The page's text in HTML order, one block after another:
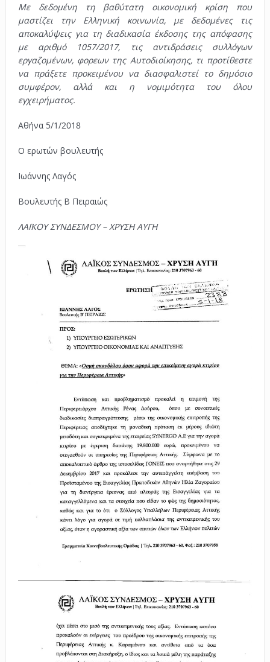
Με δεδομένη τη βαθύτατη οικονομική κρίση που
μαστίζει την Ελληνική κοινωνία, με δεδομένες τις
αποκαλύψεις για τη διαδικασία έκδοσης της απόφασης
με αριθμό 1057/2017, τις αντιδράσεις συλλόγων
εργαζομένων, φορεων της Αυτοδιοίκησης, τι προτίθεστε
να πράξετε προκειμένου να διασφαλιστεί το δημόσιο
συμφέρον, αλλά και η νομιμότητα του όλου
εγχειρήματος.
Αθήνα 5/1/2018
Ο ερωτών βουλευτής
Ιωάννης Λαγός
Βουλευτής Β Πειραιώς
ΛΑΪΚΟΥ ΣΥΝΔΕΣΜΟΥ – ΧΡΥΣΗ ΑΥΓΗ